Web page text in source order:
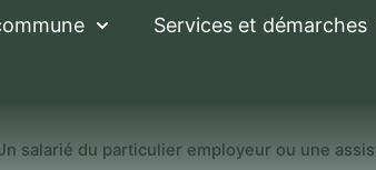
Services et démarches
salarié du particulier employeur ou une